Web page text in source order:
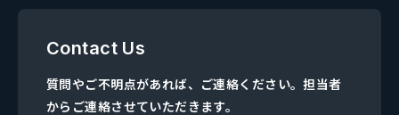
Contact Us
質問やご不明点があれば、ご連絡ください。担当者
からご連絡させていただきます。